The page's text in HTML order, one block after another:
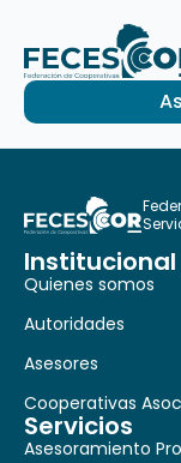
Institucional
Quienes somos
Autoridades
Asesores
Cooperativas
Servicios
Asesoramiento